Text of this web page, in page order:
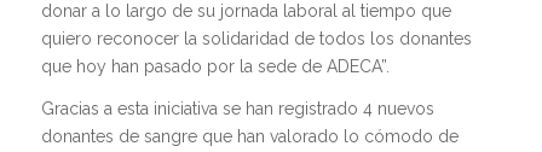
donar a lo largo de su jornada laboral al tiempo que
quiero reconocer la solidaridad de todos los donantes
que hoy han pasado por la sede de ADECA”.
Gracias a esta iniciativa se han registrado 4 nuevos
donantes de sangre que han valorado lo cómodo de